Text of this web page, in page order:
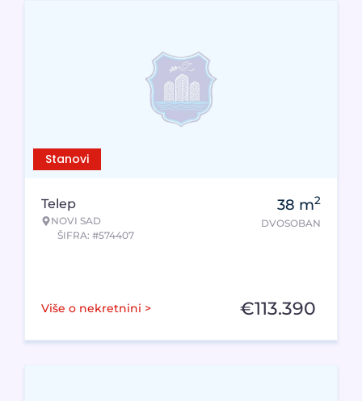
Stanovi
Telep
NOVI SAD
ŠIFRA: #574407
38 m2
DVOSOBAN
Više o nekretnini > €113.390